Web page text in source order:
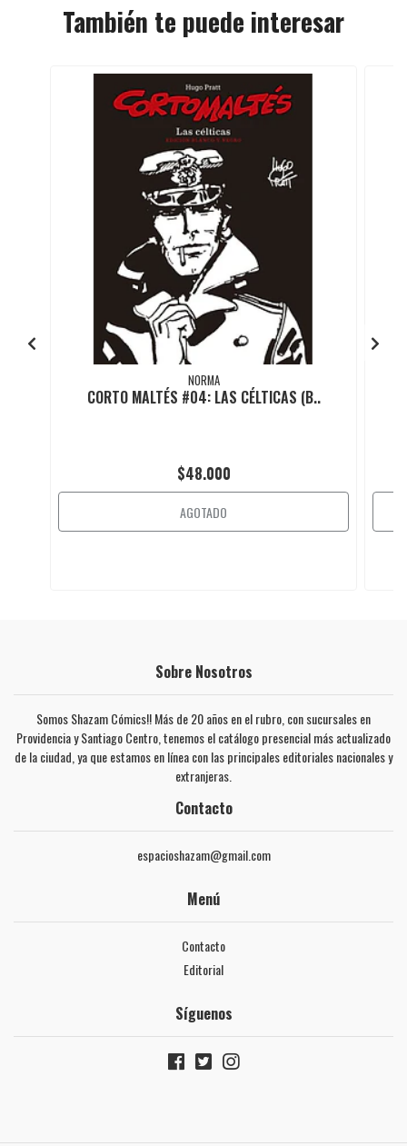
También te puede interesar
NORMA
CORTO MALTÉS #04: LAS CÉLTICAS (B..
$48.000
AGOTADO
Sobre Nosotros
Somos Shazam Cómics!! Más de 20 años en el rubro, con sucursales en
Providencia y Santiago Centro, tenemos el catálogo presencial más actualizado
de la ciudad, ya que estamos en línea con las principales editoriales nacionales y
extranjeras.
Contacto
espacioshazam@gmail.com
Menú
Contacto
Editorial
Síguenos